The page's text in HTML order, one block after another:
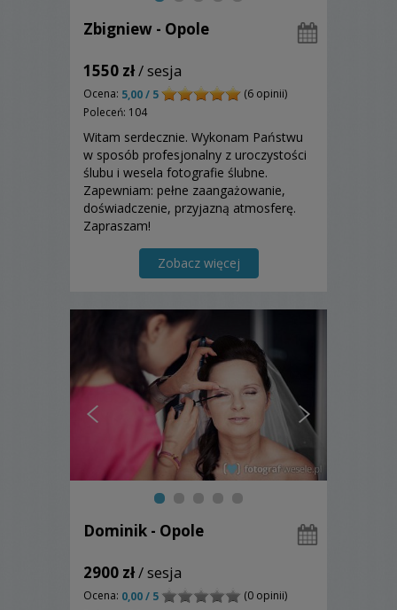
Zbigniew - Opole
1550 zł/ sesja
Ocena: 5,00 / 5
(6 opinii)
Poleceń: 104
Witam serdecznie. Wykonam Państwu
w sposób profesjonalny z uroczystości
ślubu i wesela fotografie ślubne.
Zapewniam: pełne zaangażowanie,
doświadczenie, przyjazną atmosferę.
Zapraszam!
Zobacz więcej
Dominik - Opole
2900 zł/ sesja
Ocena: 0,00 / 5
(0 opinii)